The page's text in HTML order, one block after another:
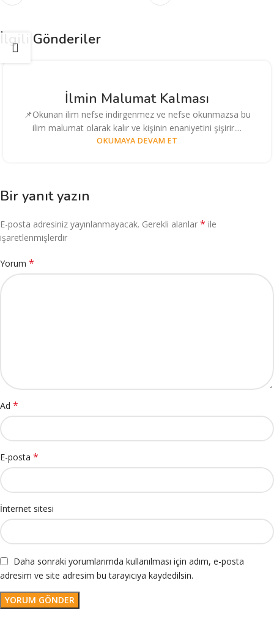
İlgili Gönderiler
İlmin Malumat Kalması
📌Okunan ilim nefse indirgenmez ve nefse okunmazsa bu
ilim malumat olarak kalır ve kişinin enaniyetini şişirir....
OKUMAYA DEVAM ET
Bir yanıt yazın
E-posta adresiniz yayınlanmayacak. Gerekli alanlar * ile
işaretlenmişlerdir
Yorum *
Ad *
E-posta *
İnternet sitesi
Daha sonraki yorumlarımda kullanılması için adım, e-posta
adresim ve site adresim bu tarayıcıya kaydedilsin.